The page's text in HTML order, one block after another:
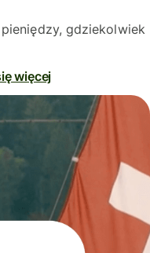
gdziekolwiek
więcej